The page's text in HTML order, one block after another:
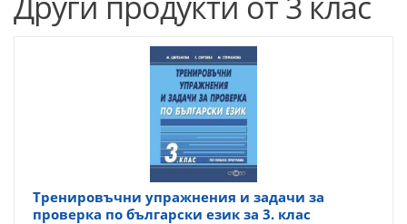
Тренировъчни упражнения и задачи за
проверка по български език за 3. клас